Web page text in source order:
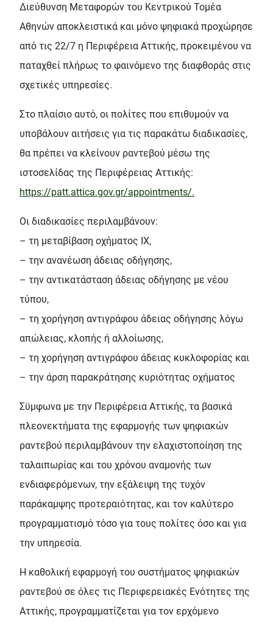
Διεύθυνση Μεταφορών του Κεντρικού Τομέα
Αθηνών αποκλειστικά και μόνο ψηφιακά προχώρησε
από τις 22/7 η Περιφέρεια Αττικής, προκειμένου να
παταχθεί πλήρως το φαινόμενο της διαφθοράς στις
σχετικές υπηρεσίες.
Στο πλαίσιο αυτό, οι πολίτες που επιθυμούν να
υποβάλουν αιτήσεις για τις παρακάτω διαδικασίες,
θα πρέπει να κλείνουν ραντεβού μέσω της
ιστοσελίδας της Περιφέρειας Αττικής:
https://patt.attica.gov.gr/appointments/.
Οι διαδικασίες περιλαμβάνουν:
– τη μεταβίβαση οχήματος ΙΧ,
– την ανανέωση άδειας οδήγησης,
– την αντικατάσταση άδειας οδήγησης με νέου
τύπου,
– τη χορήγηση αντιγράφου άδειας οδήγησης λόγω
απώλειας, κλοπής ή αλλοίωσης,
– τη χορήγηση αντιγράφου άδειας κυκλοφορίας και
– την άρση παρακράτησης κυριότητας οχήματος
Σϋμφωνα με την Περιφέρεια Αττικής, τα βασικά
πλεονεκτήματα της εφαρμογής των ψηφιακών
ραντεβού περιλαμβάνουν την ελαχιστοποίηση της
ταλαιπωρίας και του χρόνου αναμονής των
ενδιαφερόμενων, την εξάλειψη της τυχόν
παράκαμψης προτεραιότητας, και τον καλύτερο
προγραμματισμό τόσο για τους πολίτες όσο και για
την υπηρεσία.
Η καθολική εφαρμογή του συστήματος ψηφιακών
ραντεβού σε όλες τις Περιφερειακές Ενότητες της
Αττικής, προγραμματίζεται για τον ερχόμενο